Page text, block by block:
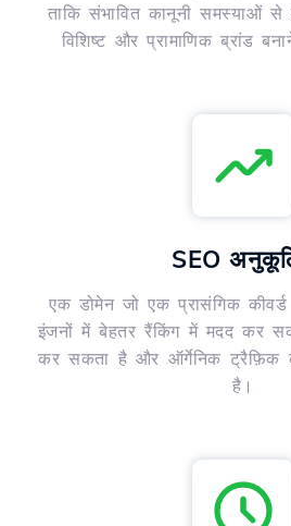
ताकि संभावित कानूनी समस्याओं
विशिष्ट और प्रामाणिक ब्रांड
SEO
एक डोमेन जो एक प्रासंगिक
इंजनों में बेहतर रैंकिंग में मदद कर
कर सकता है और ऑर्गेनिक ट्रैफ़िक
है।